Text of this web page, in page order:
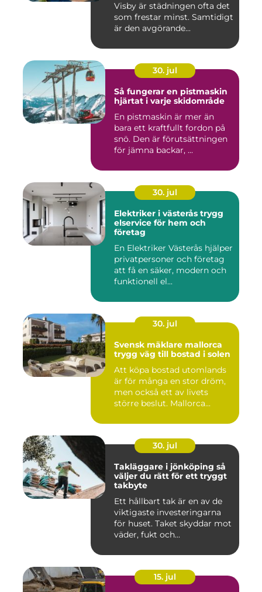
Visby är städningen ofta det
som frestar minst. Samtidigt
är den avgörande...
30. jul
Så fungerar en pistmaskin
hjärtat i varje skidområde
En pistmaskin är mer än
bara ett kraftfullt fordon på
snö. Den är förutsättningen
för jämna backar, ...
30. jul
Elektriker i västerås trygg
elservice för hem och
företag
En Elektriker Västerås hjälper
privatpersoner och företag
att få en säker, modern och
funktionell el...
30. jul
Svensk mäklare mallorca
trygg väg till bostad i solen
Att köpa bostad utomlands
är för många en stor dröm,
men också ett av livets
större beslut. Mallorca...
30. jul
Takläggare i jönköping så
väljer du rätt för ett tryggt
takbyte
Ett hållbart tak är en av de
viktigaste investeringarna
för huset. Taket skyddar mot
väder, fukt och...
15. jul